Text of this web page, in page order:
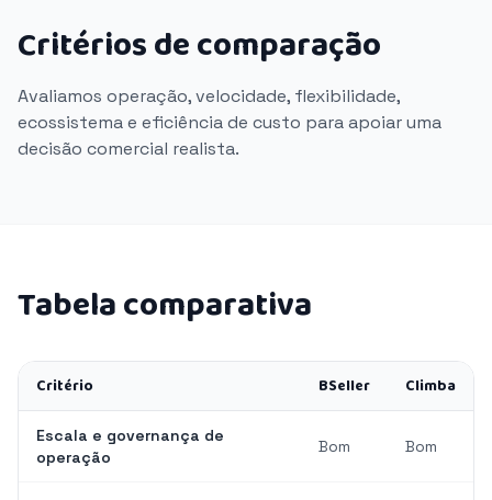
Critérios de comparação
Avaliamos operação, velocidade, flexibilidade,
ecossistema e eficiência de custo para apoiar uma
decisão comercial realista.
Tabela comparativa
Critério BSeller Climba
Escala e governança de
operação
Bom Bom